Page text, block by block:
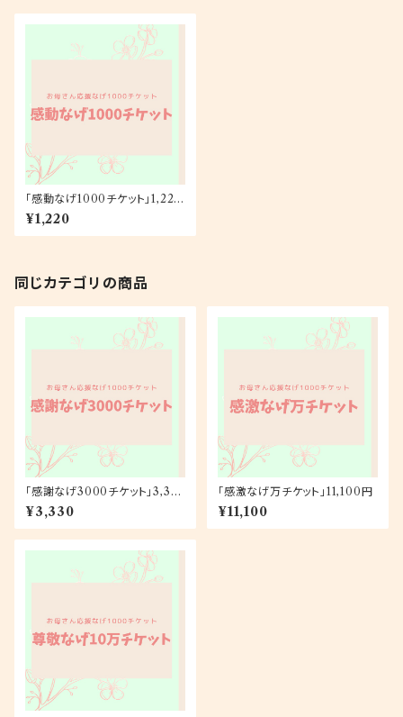
「感動なげ1000チケット」1,220
円
¥1,220
同じカテゴリの商品
「感謝なげ3000チケット」3,33
0円
¥3,330
「感激なげ万チケット」11,100円
¥11,100